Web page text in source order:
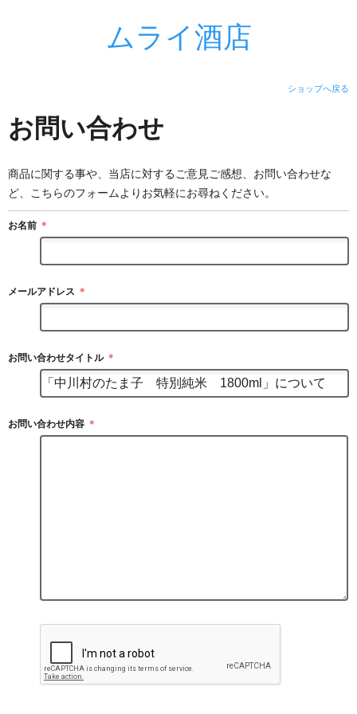
ムライ酒店
ショップへ戻る
お問い合わせ
商品に関する事や、当店に対するご意見ご感想、お問い合わせな
ど、こちらのフォームよりお気軽にお尋ねください。
お名前 ＊
メールアドレス ＊
お問い合わせタイトル ＊
お問い合わせ内容 ＊